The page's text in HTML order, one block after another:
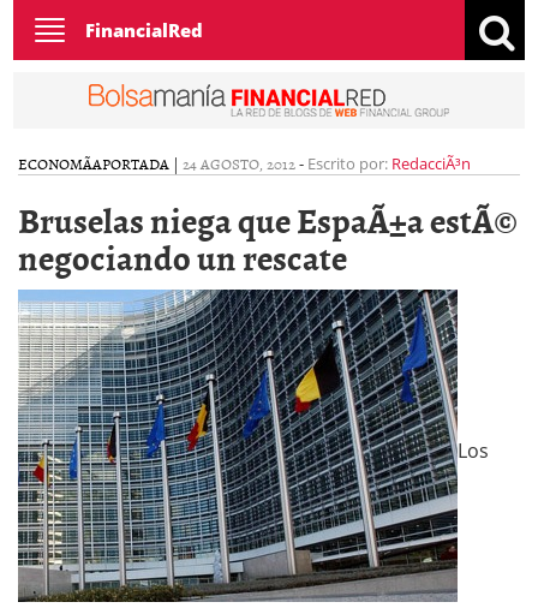
Toggle
navigation
FinancialRed
ECONOMÃ­APORTADA | 24 AGOSTO, 2012- Escrito por: RedacciÃ³n
Bruselas niega que EspaÃ±a estÃ©
negociando un rescate
Los